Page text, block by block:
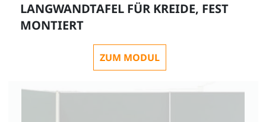
LANGWANDTAFEL FÜR KREIDE, FEST
MONTIERT
ZUM MODUL